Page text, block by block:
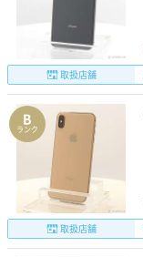
取扱店舗
B
ランク
取扱店舗